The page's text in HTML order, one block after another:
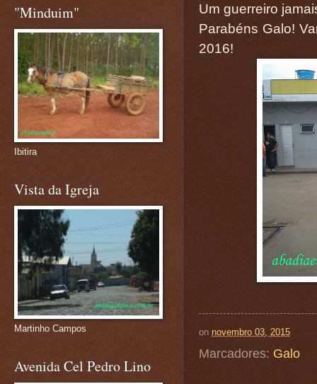
Um guerreiro
Parabéns Galo!
2016!
on novembro 03, 2015
Marcadores: Galo
"Minduim"
Ibitira
Vista da Igreja
Martinho Campos
Avenida Cel Pedro Lino